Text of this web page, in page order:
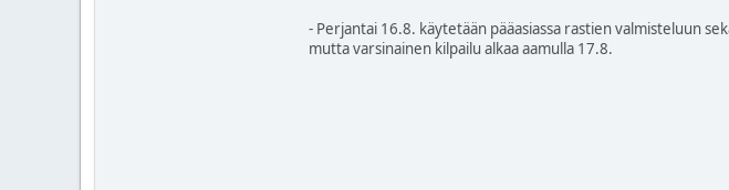
- Perjantai 16.8. käytetään pääasiassa rastien valmisteluun
mutta varsinainen kilpailu alkaa aamulla 17.8.